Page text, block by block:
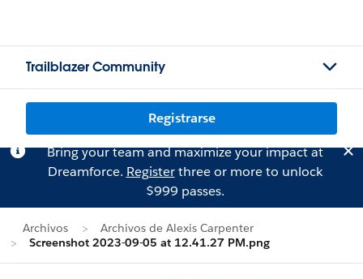
Trailblazer Community
Registrarse
Bring your team and maximize your impact at
Dreamforce. Registerthree or more to unlock
$999 passes.
Archivos
Archivos de Alexis Carpenter
Screenshot 2023-09-05 at 12.41.27 PM.png